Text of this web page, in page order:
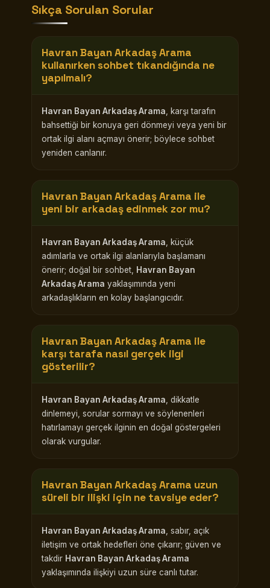
Sıkça Sorulan Sorular
Havran Bayan Arkadaş Arama
kullanırken sohbet tıkandığında ne
yapılmalı?
Havran Bayan Arkadaş Arama , karşı tarafın
bahsettiği bir konuya geri dönmeyi veya yeni bir
ortak ilgi alanı açmayı önerir; böylece sohbet
yeniden canlanır.
Havran Bayan Arkadaş Arama ile
yeni bir arkadaş edinmek zor mu?
Havran Bayan Arkadaş Arama , küçük
adımlarla ve ortak ilgi alanlarıyla başlamanı
önerir; doğal bir sohbet,
Havran Bayan
Arkadaş Arama yaklaşımında yeni
arkadaşlıkların en kolay başlangıcıdır.
Havran Bayan Arkadaş Arama ile
karşı tarafa nasıl gerçek ilgi
gösterilir?
Havran Bayan Arkadaş Arama , dikkatle
dinlemeyi, sorular sormayı ve söylenenleri
hatırlamayı gerçek ilginin en doğal göstergeleri
olarak vurgular.
Havran Bayan Arkadaş Arama uzun
süreli bir ilişki için ne tavsiye eder?
Havran Bayan Arkadaş Arama , sabır, açık
iletişim ve ortak hedefleri öne çıkarır; güven ve
takdir Havran Bayan Arkadaş Arama
yaklaşımında ilişkiyi uzun süre canlı tutar.